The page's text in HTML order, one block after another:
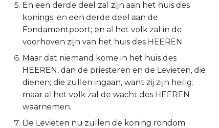
2 Thessalonicenzen
1 Timótheüs
2 Timótheüs
Titus
En een derde deel zal zijn aan het huis des
konings; en een derde deel aan de
Fondamentpoort; en al het volk zal in de
voorhoven zijn van het huis des HEEREN.
Maar dat niemand kome in het huis des
HEEREN, dan de priesteren en de Levieten, die
dienen; die zullen ingaan, want zij zijn heilig;
maar al het volk zal de wacht des HEEREN
waarnemen.
De Levieten nu zullen de koning rondom